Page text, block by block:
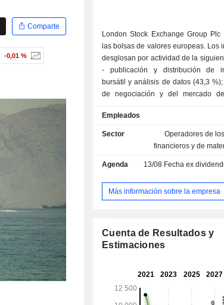
Comparte
-0,01 %
London Stock Exchange Group
las bolsas de valores europeas. Los
desglosan por actividad de la
- publicación y distribución de
bursátil y análisis de datos (43,3 %); -
de negociación y del mercado
con productos derivados y en
también presta servicios de
servicios tecnológicos, así como
compensación y liquidación de
de riesgos (6,2 %). Los ingresos se distribuyen
geográficamente de la siguiente
Empleados
Sector
Operadores de
financieros y de
Agenda 13/08 Fecha ex dividendo -
Más información sobre la empresa
Cuenta de Resultados y
Estimaciones